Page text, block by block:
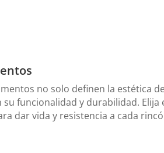
no solo definen la estética
su funcionalidad y durabilidad. Elija
dar vida y resistencia a cada